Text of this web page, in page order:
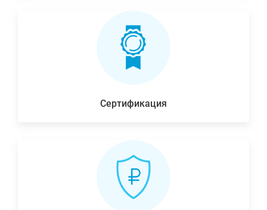
Сертификация